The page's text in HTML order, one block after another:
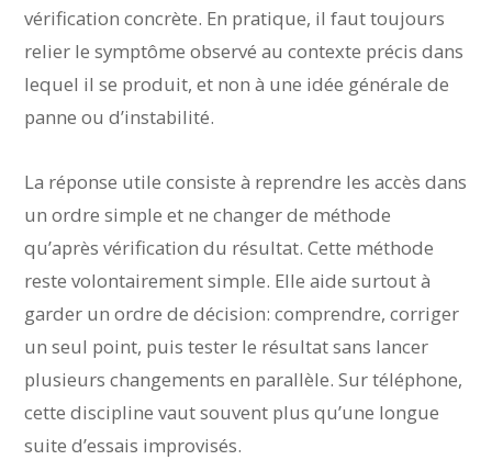
vérification concrète. En pratique, il faut toujours
relier le symptôme observé au contexte précis dans
lequel il se produit, et non à une idée générale de
panne ou d’instabilité.
La réponse utile consiste à reprendre les accès dans
un ordre simple et ne changer de méthode
qu’après vérification du résultat. Cette méthode
reste volontairement simple. Elle aide surtout à
garder un ordre de décision: comprendre, corriger
un seul point, puis tester le résultat sans lancer
plusieurs changements en parallèle. Sur téléphone,
cette discipline vaut souvent plus qu’une longue
suite d’essais improvisés.